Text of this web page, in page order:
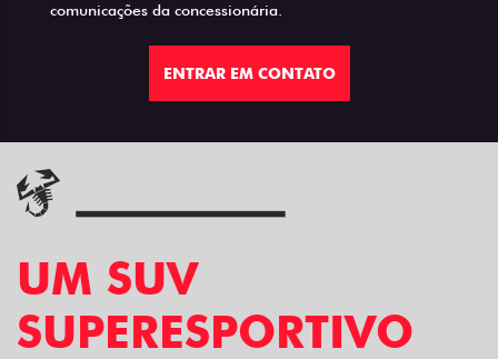
comunicações da concessionária.
ENTRAR EM CONTATO
UM SUV
SUPERESPORTIVO